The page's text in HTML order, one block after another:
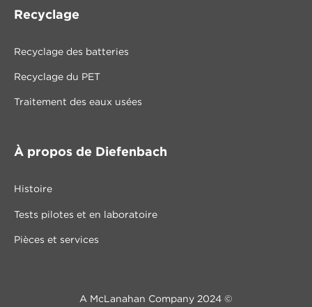
Recyclage
Recyclage des batteries
Recyclage du PET
Traitement des eaux usées
À propos de Diefenbach
Histoire
Tests pilotes et en laboratoire
Pièces et services
A McLanahan Company 2024 ©